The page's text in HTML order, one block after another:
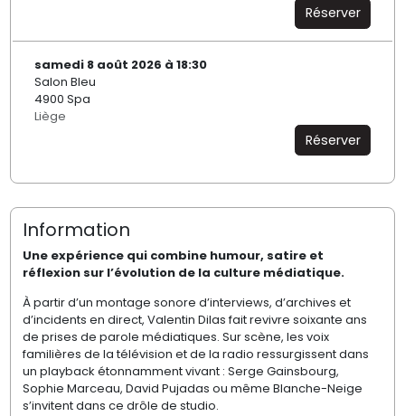
Réserver
samedi 8 août 2026 à 18:30
Salon Bleu
4900 Spa
Liège
Réserver
Information
Une expérience qui combine humour, satire et
réflexion sur l’évolution de la culture médiatique.
À partir d’un montage sonore d’interviews, d’archives et
d’incidents en direct, Valentin Dilas fait revivre soixante ans
de prises de parole médiatiques. Sur scène, les voix
familières de la télévision et de la radio ressurgissent dans
un playback étonnamment vivant : Serge Gainsbourg,
Sophie Marceau, David Pujadas ou même Blanche-Neige
s’invitent dans ce drôle de studio.